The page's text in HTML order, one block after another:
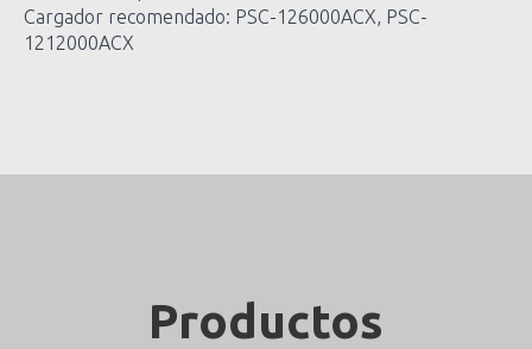
Cargador recomendado: PSC-126000ACX, PSC-
1212000ACX
Productos